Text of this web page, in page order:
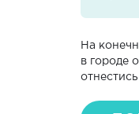
На
в городе